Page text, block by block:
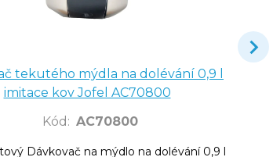
tekutého mýdla na dolévání 0,9 l
imitace kov Jofel AC70800
Kód : AC70800
Dávkovač na mýdlo na dolévání 0,9 l